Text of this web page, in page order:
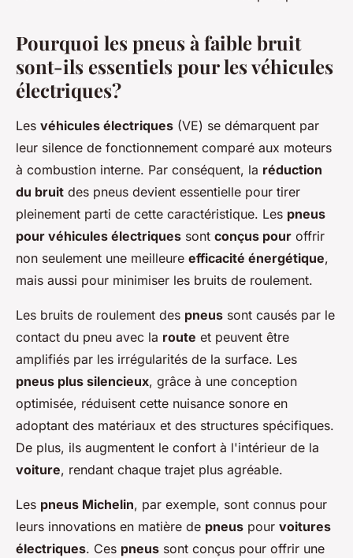
Pourquoi les pneus à faible bruit
sont-ils essentiels pour les véhicules
électriques?
Les véhicules électriques (VE) se démarquent par
leur silence de fonctionnement comparé aux moteurs
à combustion interne. Par conséquent, la réduction
du bruit des pneus devient essentielle pour tirer
pleinement parti de cette caractéristique. Les pneus
pour véhicules électriques sont conçus pour offrir
non seulement une meilleure efficacité énergétique,
mais aussi pour minimiser les bruits de roulement.
Les bruits de roulement des pneus sont causés par le
contact du pneu avec la route et peuvent être
amplifiés par les irrégularités de la surface. Les
pneus plus silencieux, grâce à une conception
optimisée, réduisent cette nuisance sonore en
adoptant des matériaux et des structures spécifiques.
De plus, ils augmentent le confort à l'intérieur de la
voiture, rendant chaque trajet plus agréable.
Les pneus Michelin, par exemple, sont connus pour
leurs innovations en matière de pneus pour voitures
électriques. Ces pneus sont conçus pour offrir une